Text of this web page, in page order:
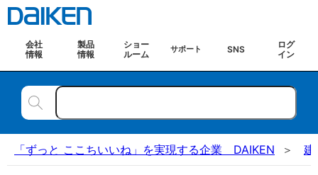
会社
情報
製品
情報
ショー
ルーム
サポート SNS
ログ
イン
「ずっと ここちいいね」を実現する企業 DAIKEN 建